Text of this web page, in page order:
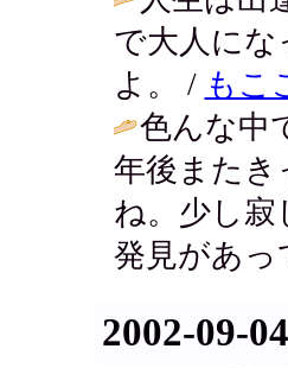
で大人に
よ。 / もこ
色んな中
年後またき
ね。少し
発見があ
2002-09-